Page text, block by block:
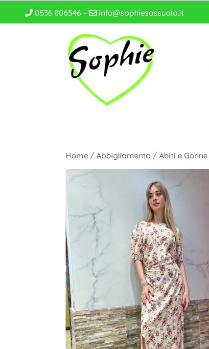
0536 806546 – info@sophiesassuolo.it
Home /Abbigliamento /Abiti e Gonne